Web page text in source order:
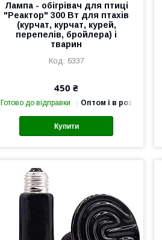
Лампа - обігрівач для птиці
"Реактор" 300 Вт для птахів
(курчат, курчат, курей,
перепелів, бройлера) і
тварин
6337
450 ₴
Готово до відправки Оптом і в роздріб
Купити